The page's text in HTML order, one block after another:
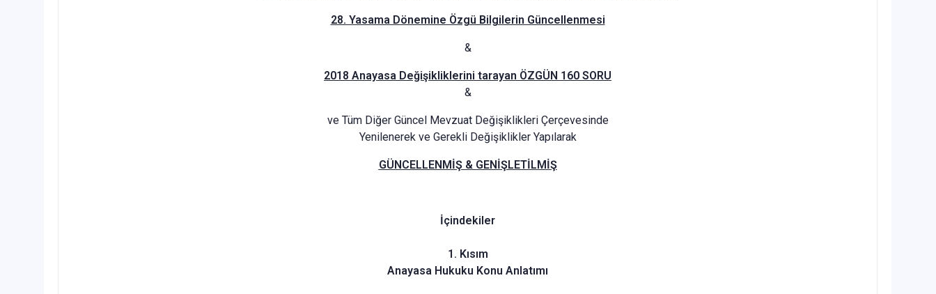
28. Yasama Dönemine Özgü Bilgilerin Güncellenmesi
&
2018 Anayasa Değişikliklerini tarayan ÖZGÜN 160 SORU
&
ve Tüm Diğer Güncel Mevzuat Değişiklikleri Çerçevesinde
Yenilenerek ve Gerekli Değişiklikler Yapılarak
GÜNCELLENMİŞ & GENİŞLETİLMİŞ
İçindekiler
1. Kısım
Anayasa Hukuku Konu Anlatımı